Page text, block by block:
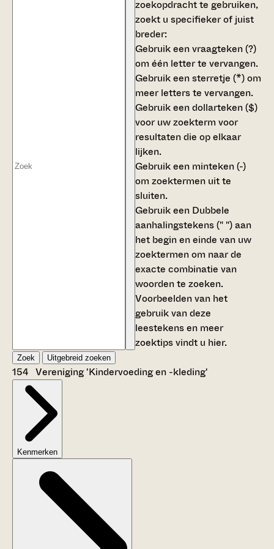
zoekopdracht te gebruiken,
zoekt u specifieker of juist
breder:
Gebruik eenvraagteken (?)
om één letter te vervangen.
Gebruik eensterretje (*)om
meer letters te vervangen.
Gebruik eendollarteken ($)
voor uw zoekterm voor
resultaten die op elkaar
lijken.
Gebruik een minteken (-)
om zoektermen uit te
sluiten.
Gebruik een Dubbele
aanhalingstekens (" ")aan
het begin en einde van uw
zoektermen om naar de
exacte combinatie van
woorden te zoeken.
Voorbeelden van het
gebruik van deze
leestekens en meer
zoektips vindt u hier.
Zoek Uitgebreid zoeken
154 Vereniging 'Kindervoeding en -kleding'
Kenmerken